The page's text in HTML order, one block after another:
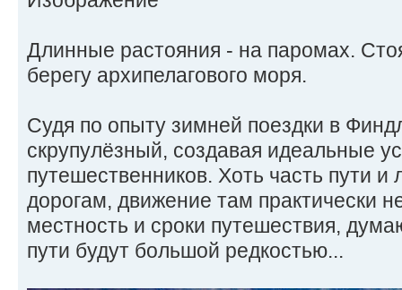
Длинные растояния - на паромах.
берегу архипелагового моря.
Судя по опыту зимней поездки в
скрупулёзный, создавая идеальные
путешественников. Хоть часть пути
дорогам, движение там практически
местность и сроки путешествия,
пути будут большой редкостью...